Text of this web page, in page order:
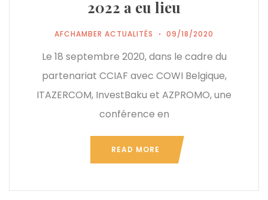
2022 a eu lieu
AFCHAMBER ACTUALITÉS 09/18/2020
Le 18 septembre 2020, dans le cadre du
partenariat CCIAF avec COWI Belgique,
ITAZERCOM, InvestBaku et AZPROMO, une
conférence en
READ MORE